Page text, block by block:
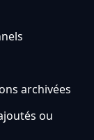
archivées
ou